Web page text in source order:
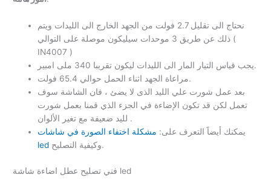
نحتاج الى تقليل 2.7 فولت من الجهد الخارج الى الليدات ويتم
ذلك عن طريق 3 موحدات سيليكون موصلة على التوالي (
IN4007 )
يجب قياس التيار المار الى الليدات ليكون تقريبا 340 ملى امبير.
مراعاة الجهد اثناء الحمل حوالي 65.4 فولت.
بعد عمل شورت علي الليد الذى لا يضئ ، فان الشاشة سوف
تعمل لكن قد تكون الإضاءة في الجزء الذي قمنا بعمل شورت
لليد ضعيفة مع تغير الألوان .
يمكنك أيضاََ التعرف على: مشكلة اختفاء الصورة في شاشات
led
وكيفية التصليح.
فني تصليح عطل اضاءة شاشة led